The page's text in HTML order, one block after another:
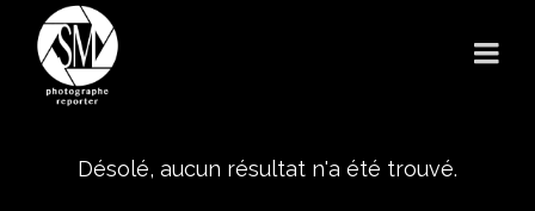
Désolé, aucun résultat n'a été trouvé.